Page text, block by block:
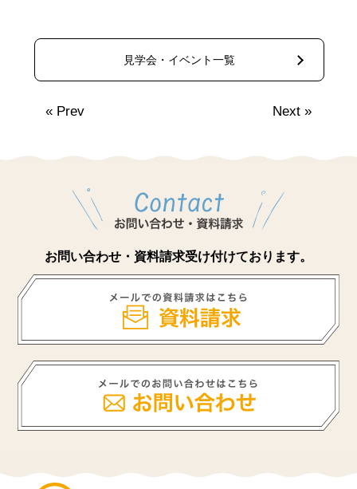
見学会・イベント一覧
« Prev Next»
お問い合わせ・資料請求受け付けております。